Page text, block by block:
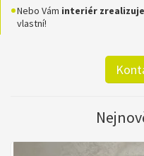
Nebo Vám interiér
vlastní!